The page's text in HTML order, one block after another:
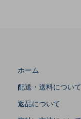
ホーム
配送・送料について
返品について